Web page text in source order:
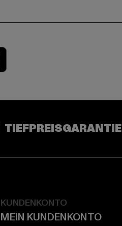
TIEFPREISGARANTIE
KUNDENKONTO
MEIN KUNDENKONTO